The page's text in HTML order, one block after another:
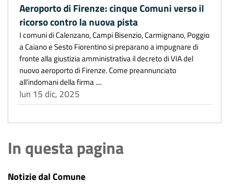
Aeroporto di Firenze: cinque Comuni verso il
ricorso contro la nuova pista
I comuni di Calenzano, Campi Bisenzio, Carmignano, Poggio
a Caiano e Sesto Fiorentino si preparano a impugnare di
fronte alla giustizia amministrativa il decreto di VIA del
nuovo aeroporto di Firenze. Come preannunciato
all’indomani della firma ....
lun 15 dic, 2025
In questa pagina
Notizie dal Comune